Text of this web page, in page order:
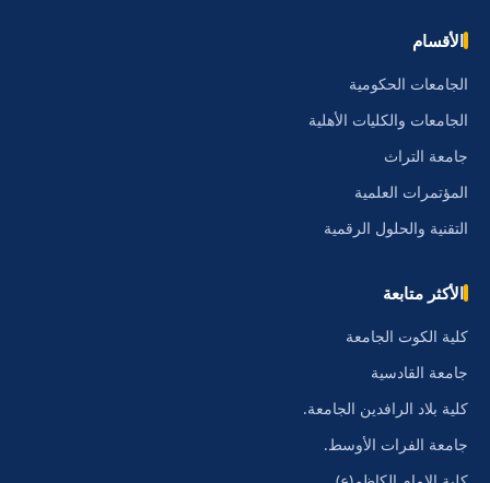
الأقسام
الجامعات الحكومية
الجامعات والكليات الأهلية
جامعة التراث
المؤتمرات العلمية
التقنية والحلول الرقمية
الأكثر متابعة
كلية الكوت الجامعة
جامعة القادسية
كلية بلاد الرافدين الجامعة.
جامعة الفرات الأوسط.